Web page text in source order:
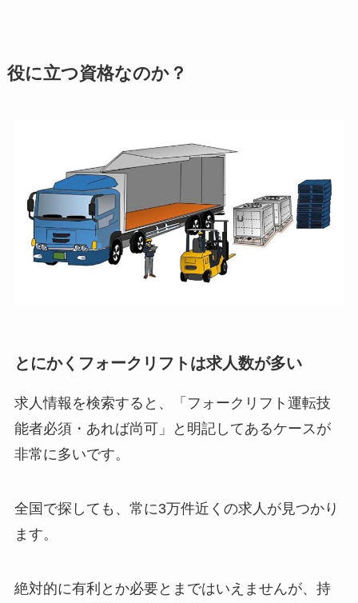
役に立つ資格なのか？
とにかくフォークリフトは求人数が多い
求人情報を検索すると、「フォークリフト運転技
能者必須・あれば尚可」と明記してあるケースが
非常に多いです。
全国で探しても、常に3万件近くの求人が見つかり
ます。
絶対的に有利とか必要とまではいえませんが、持